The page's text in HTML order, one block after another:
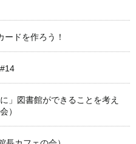
ドを作ろう！
」図書館ができることを考え
）